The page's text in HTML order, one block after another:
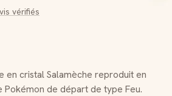
vérifiés
en cristal Salamèche reproduit en
Pokémon de départ de type Feu.